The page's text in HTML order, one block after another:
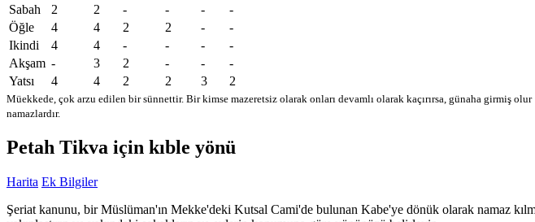
Sabah
2 2 - - -
-
Öğle
4 4 2 2 -
-
Ikindi
4 4 - - -
-
Akşam - 3 2 - -
-
Yatsı
4 4 2 2 3 2
Müekkede, çok arzu edilen bir sünnettir. Bir kimse mazeretsiz olarak onları devamlı olarak kaçırırsa, günaha girmiş olur
namazlardır.
Petah Tikva için kıble yönü
Harita Ek Bilgiler
Şeriat kanunu, bir Müslüman'ın Mekke'deki Kutsal Cami'de bulunan Kabe'ye dönük olarak namaz